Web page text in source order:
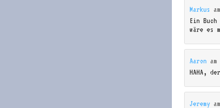
Markus
Ein
wäre es
Aaron am
HAHA,
Jeremy